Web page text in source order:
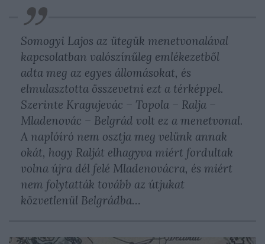
Somogyi Lajos az ütegük menetvonalával
kapcsolatban valószínűleg emlékezetből
adta meg az egyes állomásokat, és
elmulasztotta összevetni ezt a térképpel.
Szerinte Kragujevác – Topola – Ralja –
Mladenovác – Belgrád volt ez a menetvonal.
A naplóíró nem osztja meg velünk annak
okát, hogy Ralját elhagyva miért fordultak
volna újra dél felé Mladenovácra, és miért
nem folytatták tovább az útjukat
közvetlenül Belgrádba…